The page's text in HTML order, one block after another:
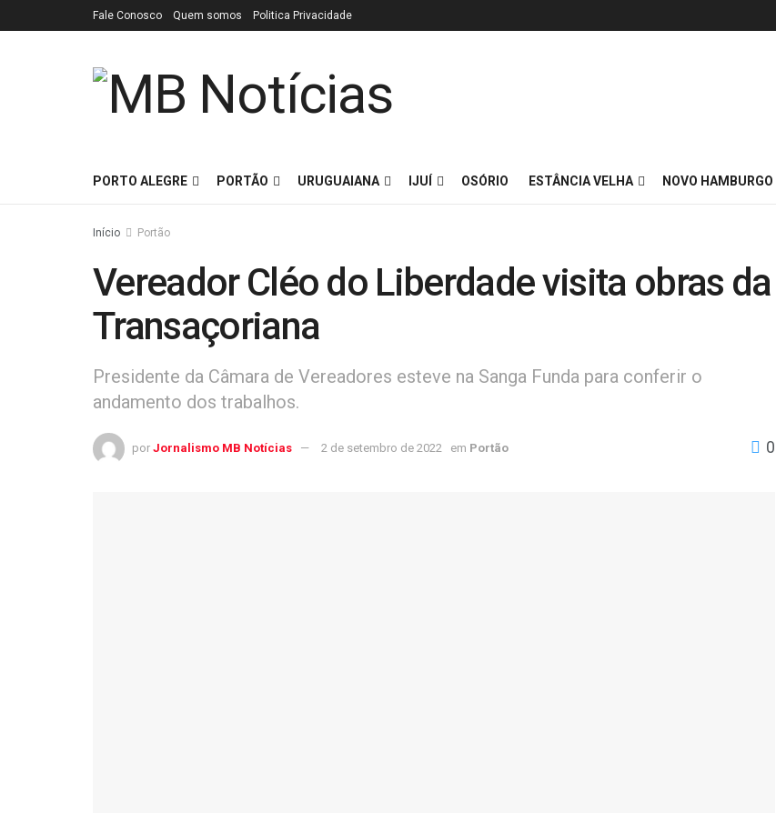
Fale Conosco Quem somos Politica Privacidade
PORTO ALEGRE PORTÃO URUGUAIANA IJUÍ OSÓRIO ESTÂNCIA VELHA NOVO HAMBURGO
Início Portão
Vereador Cléo do Liberdade visita obras da
Transaçoriana
Presidente da Câmara de Vereadores esteve na Sanga Funda para conferir o
andamento dos trabalhos.
por Jornalismo MB Notícias 2 de setembro de 2022 em Portão 0